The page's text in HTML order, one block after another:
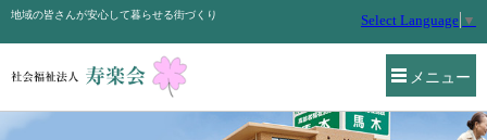
メニュー
地域の皆さんが安心して暮らせる街づくり Select Language ▼